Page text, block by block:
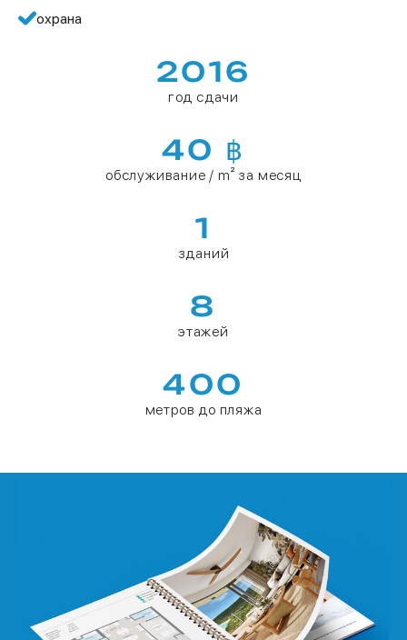
охрана
2016
год сдачи
40 ฿
обслуживание / m² за месяц
1
зданий
8
этажей
400
метров до пляжа